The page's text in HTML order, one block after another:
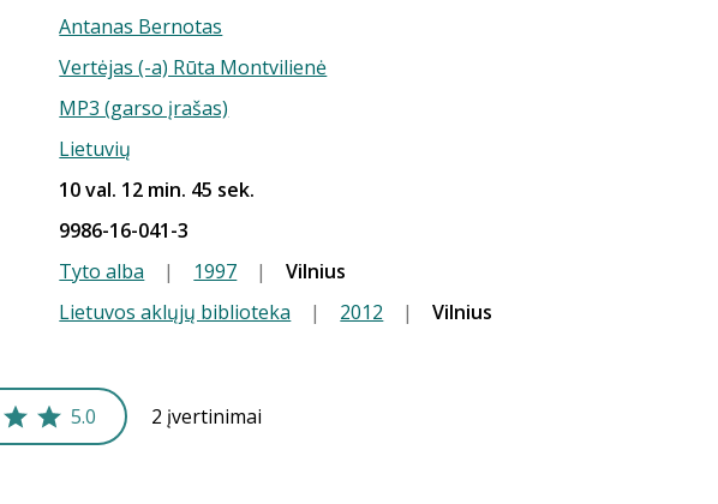
Antanas Bernotas
Vertėjas (-a) Rūta Montvilienė
MP3 (garso įrašas)
Lietuvių
10 val. 12 min. 45 sek.
9986-16-041-3
Tyto alba | 1997 |
Vilnius
Lietuvos aklųjų biblioteka | 2012 | Vilnius
5.0 2 įvertinimai